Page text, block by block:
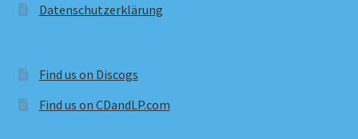
Datenschutzerklärung
Find us on Discogs
Find us on CDandLP.com